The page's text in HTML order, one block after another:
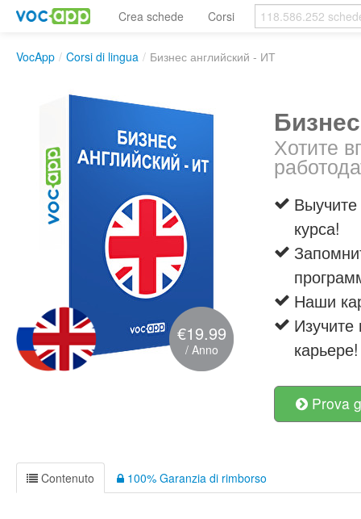
Crea schede Corsi
VocApp / Corsi di lingua / Бизнес английский - ИТ
€19.99
/ Anno
Хотите
курса!
Наши
карьере!
Prova
Contenuto 100% Garanzia di rimborso